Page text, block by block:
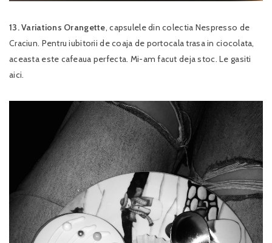
13. Variations Orangette, capsulele din colectia Nespresso de
Craciun. Pentru iubitorii de coaja de portocala trasa in ciocolata,
aceasta este cafeaua perfecta. Mi-am facut deja stoc. Le gasiti
aici.